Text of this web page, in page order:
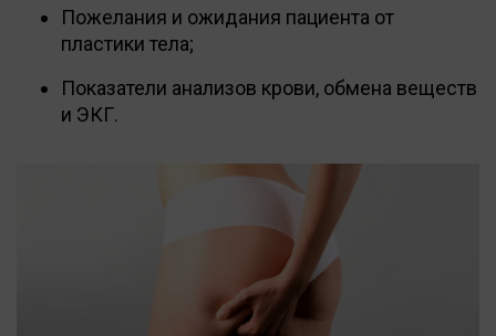
Пожелания и ожидания пациента от
пластики тела;
Показатели анализов крови, обмена веществ
и ЭКГ.